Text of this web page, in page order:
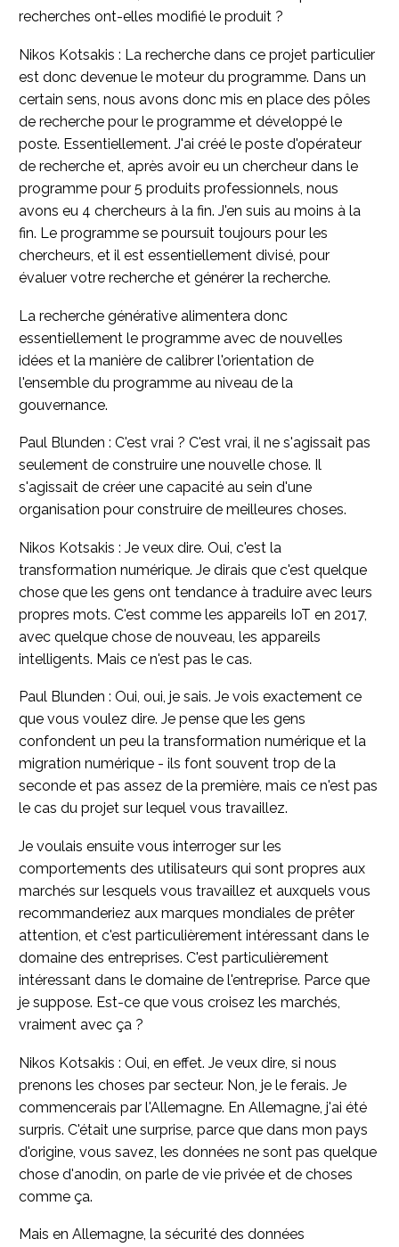
recherches ont-elles modifié le produit ?
Nikos Kotsakis : La recherche dans ce projet particulier
est donc devenue le moteur du programme. Dans un
certain sens, nous avons donc mis en place des pôles
de recherche pour le programme et développé le
poste. Essentiellement. J'ai créé le poste d'opérateur
de recherche et, après avoir eu un chercheur dans le
programme pour 5 produits professionnels, nous
avons eu 4 chercheurs à la fin. J'en suis au moins à la
fin. Le programme se poursuit toujours pour les
chercheurs, et il est essentiellement divisé, pour
évaluer votre recherche et générer la recherche.
La recherche générative alimentera donc
essentiellement le programme avec de nouvelles
idées et la manière de calibrer l'orientation de
l'ensemble du programme au niveau de la
gouvernance.
Paul Blunden : C'est vrai ? C'est vrai, il ne s'agissait pas
seulement de construire une nouvelle chose. Il
s'agissait de créer une capacité au sein d'une
organisation pour construire de meilleures choses.
Nikos Kotsakis : Je veux dire. Oui, c'est la
transformation numérique. Je dirais que c'est quelque
chose que les gens ont tendance à traduire avec leurs
propres mots. C'est comme les appareils IoT en 2017,
avec quelque chose de nouveau, les appareils
intelligents. Mais ce n'est pas le cas.
Paul Blunden : Oui, oui, je sais. Je vois exactement ce
que vous voulez dire. Je pense que les gens
confondent un peu la transformation numérique et la
migration numérique - ils font souvent trop de la
seconde et pas assez de la première, mais ce n'est pas
le cas du projet sur lequel vous travaillez.
Je voulais ensuite vous interroger sur les
comportements des utilisateurs qui sont propres aux
marchés sur lesquels vous travaillez et auxquels vous
recommanderiez aux marques mondiales de prêter
attention, et c'est particulièrement intéressant dans le
domaine des entreprises. C'est particulièrement
intéressant dans le domaine de l'entreprise. Parce que
je suppose. Est-ce que vous croisez les marchés,
vraiment avec ça ?
Nikos Kotsakis : Oui, en effet. Je veux dire, si nous
prenons les choses par secteur. Non, je le ferais. Je
commencerais par l'Allemagne. En Allemagne, j'ai été
surpris. C'était une surprise, parce que dans mon pays
d'origine, vous savez, les données ne sont pas quelque
chose d'anodin, on parle de vie privée et de choses
comme ça.
Mais en Allemagne, la sécurité des données